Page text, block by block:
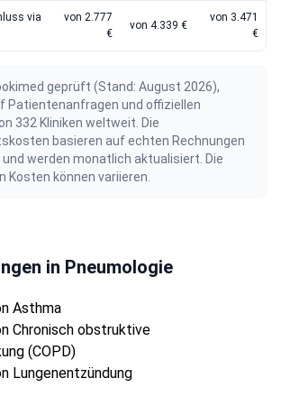
via
von 2.777
€
von 4.339 €
von 3.471
€
geprüft (Stand: August 2026),
Patientenanfragen und offiziellen
332 Kliniken weltweit. Die
basieren auf echten Rechnungen
werden monatlich aktualisiert. Die
Kosten können variieren.
in Pneumologie
Asthma
Chronisch obstruktive
(COPD)
Lungenentzündung